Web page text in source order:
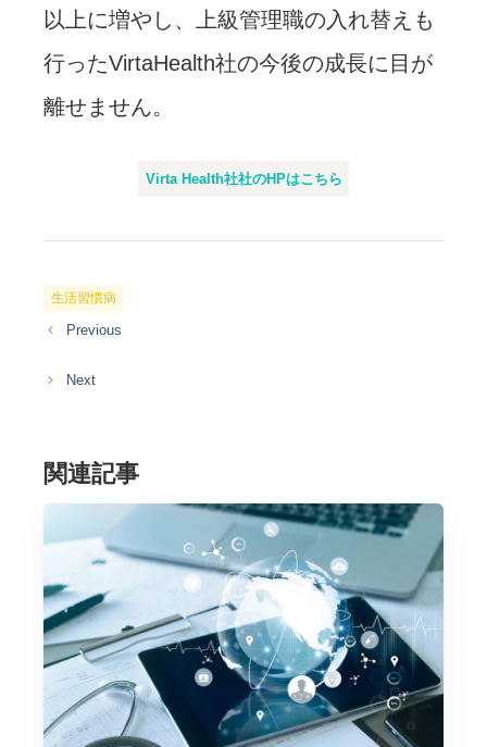
以上に増やし、上級管理職の入れ替えも
行ったVirtaHealth社の今後の成長に目が
離せません。
Virta Health社社のHPはこちら
カ
テ
ゴ
ー
生活習慣病
関連記事